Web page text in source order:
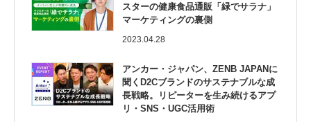
スターの健康食品通販「緑でサラナ」
マーケティングの裏側
2023.04.28
アンカー・ジャパン、ZENB JAPANに
聞くD2Cブランドのサステナブルな成
長戦略。リピーターを生み続けるアプ
リ・SNS・UGC活用術